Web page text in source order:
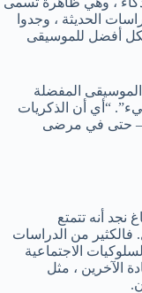
الحديثة ، ‏وجدوا
أفضل للموسيقى
الموسيقى المفضلة
“أي أن الذكريات
– حتى في مرضى
نجد أنه تتمتع
فالكثير من الدراسات
الاجتماعية
الآخرين ، مثل